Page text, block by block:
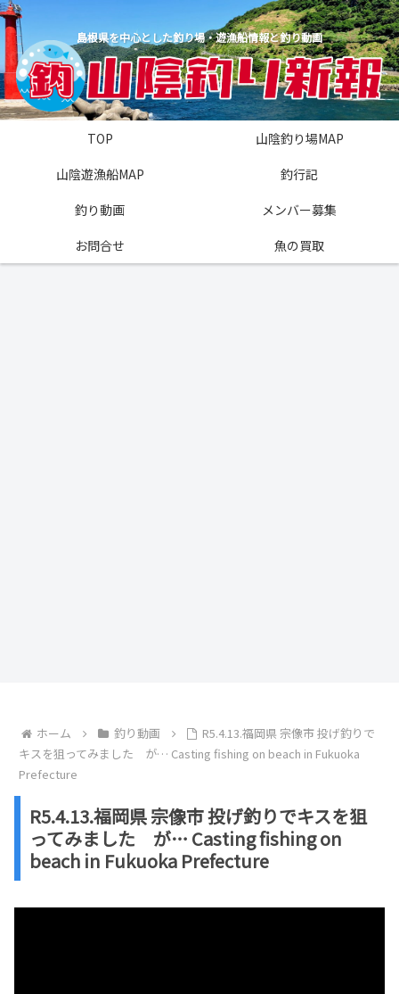
島根県を中心とした釣り場・遊漁船情報と釣り動画
TOP
山陰釣り場MAP
山陰遊漁船MAP
釣行記
釣り動画
メンバー募集
お問合せ
魚の買取
ホーム 釣り動画
R5.4.13.福岡県 宗像市 投げ釣りで
キスを狙ってみました が… Casting fishing on beach in Fukuoka
Prefecture
R5.4.13.福岡県 宗像市 投げ釣りでキスを狙
ってみました が… Casting fishing on
beach in Fukuoka Prefecture